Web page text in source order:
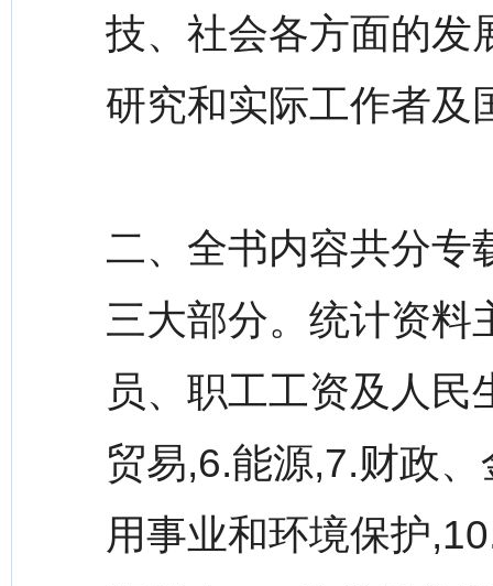
技、社会各方面的发
研究和实际工作者及
二、全书内容共分专
三大部分。统计资料
员、职工工资及人
贸易,6.能源,7.财政
用事业和环境保护